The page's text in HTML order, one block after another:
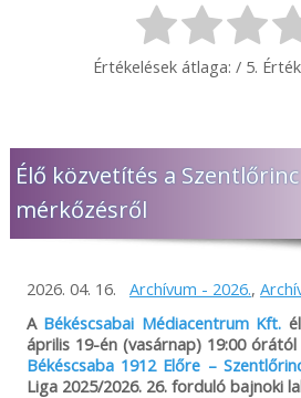
Értékelések átlaga:/ 5.
Élő közvetítés a
mérkőzésről
2026. 04. 16. Archívum - 2026.,
A Békéscsabai Médiacentrum Kft.
április 19-én (vasárnap) 19:00
Békéscsaba 1912 Előre –
Liga 2025/2026. 26. forduló bajnoki